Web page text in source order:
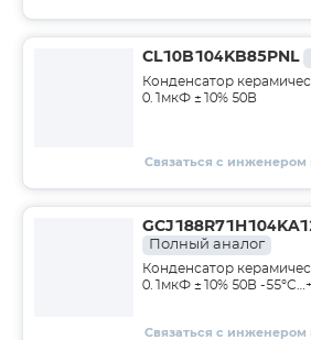
CL10B104KB85PNL
Конденсатор
0.1мкФ ±10% 50В
Связаться с
Полный аналог
Конденсатор
0.1мкФ ±10% 50В -
Связаться с